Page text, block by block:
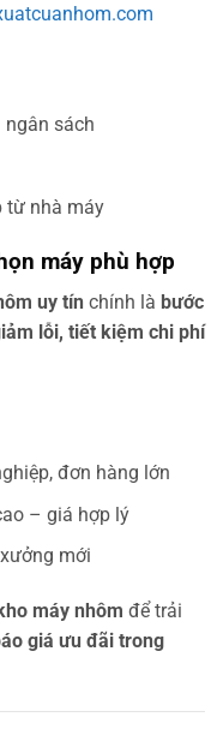
sách
từ nhà máy
máy phù hợp
uy tín chính là bước
lỗi, tiết kiệm chi phí
đơn hàng lớn
– giá hợp lý
mới
máy nhôm để trải
giá ưu đãi trong